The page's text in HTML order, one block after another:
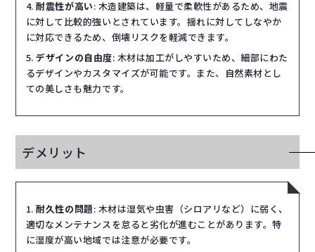
耐震性が高い: 木造建築は、軽量で柔軟性があるため、地震
に対して比較的強いとされています。揺れに対してしなやか
に対応できるため、倒壊リスクを軽減できます。
デザインの自由度: 木材は加工がしやすいため、細部にわた
るデザインやカスタマイズが可能です。また、自然素材とし
ての美しさも魅力です。
デメリット
耐久性の問題: 木材は湿気や虫害（シロアリなど）に弱く、
適切なメンテナンスを怠ると劣化が進むことがあります。特
に湿度が高い地域では注意が必要です。